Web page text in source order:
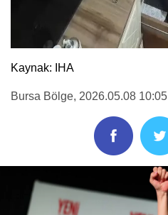
Kaynak: IHA
Bursa Bölge, 2026.05.08 10:05